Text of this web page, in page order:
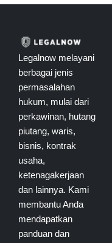
Legalnow melayani
berbagai jenis
permasalahan
hukum, mulai dari
perkawinan, hutang
piutang, waris,
bisnis, kontrak
usaha,
ketenagakerjaan
dan lainnya. Kami
membantu Anda
mendapatkan
panduan dan